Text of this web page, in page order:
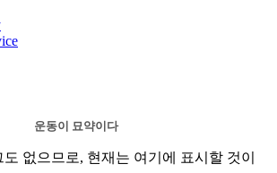
운동이 묘약이다
없으므로, 현재는 여기에 표시할 것이